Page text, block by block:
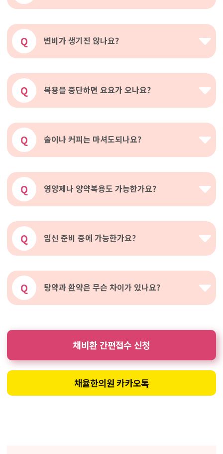
Q 변비가 생기진 않나요?
Q 복용을 중단하면 요요가 오나요?
Q 술이나 커피는 마셔도되나요?
Q 영양제나 양약복용도 가능한가요?
Q 임신 준비 중에 가능한가요?
Q 탕약과 환약은 무슨 차이가 있나요?
채비환 간편접수 신청
채율한의원 카카오톡